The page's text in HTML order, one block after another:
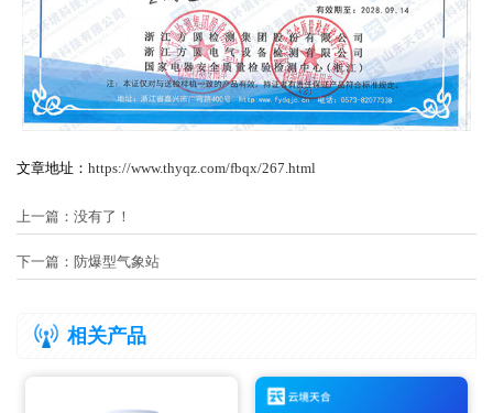
文章地址： https://www.thyqz.com/fbqx/267.html
上一篇：没有了！
下一篇： 防爆型气象站
相关产品